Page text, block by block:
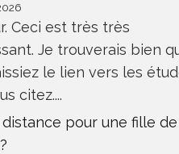
Ceci est très très
Je trouverais bien
le lien vers les
citez....
pour une fille de